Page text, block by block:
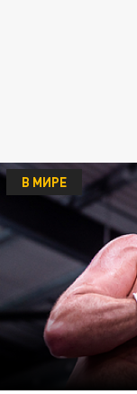
В МИРЕ